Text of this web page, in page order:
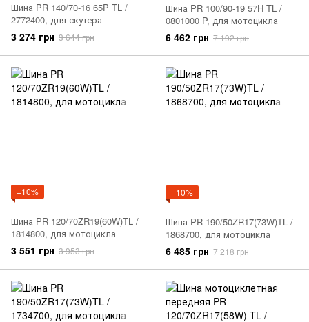
Шина PR 140/70-16 65P TL /
2772400, для скутера
3 274 грн 3 644 грн
Шина PR 100/90-19 57H TL /
0801000 P, для мотоцикла
6 462 грн 7 192 грн
−10%
Шина PR 120/70ZR19(60W)TL /
1814800, для мотоцикла
3 551 грн 3 953 грн
−10%
Шина PR 190/50ZR17(73W)TL /
1868700, для мотоцикла
6 485 грн 7 218 грн